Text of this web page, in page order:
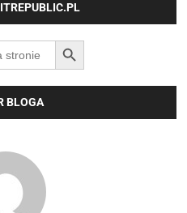
SEARCH BUTTON
BLOGA